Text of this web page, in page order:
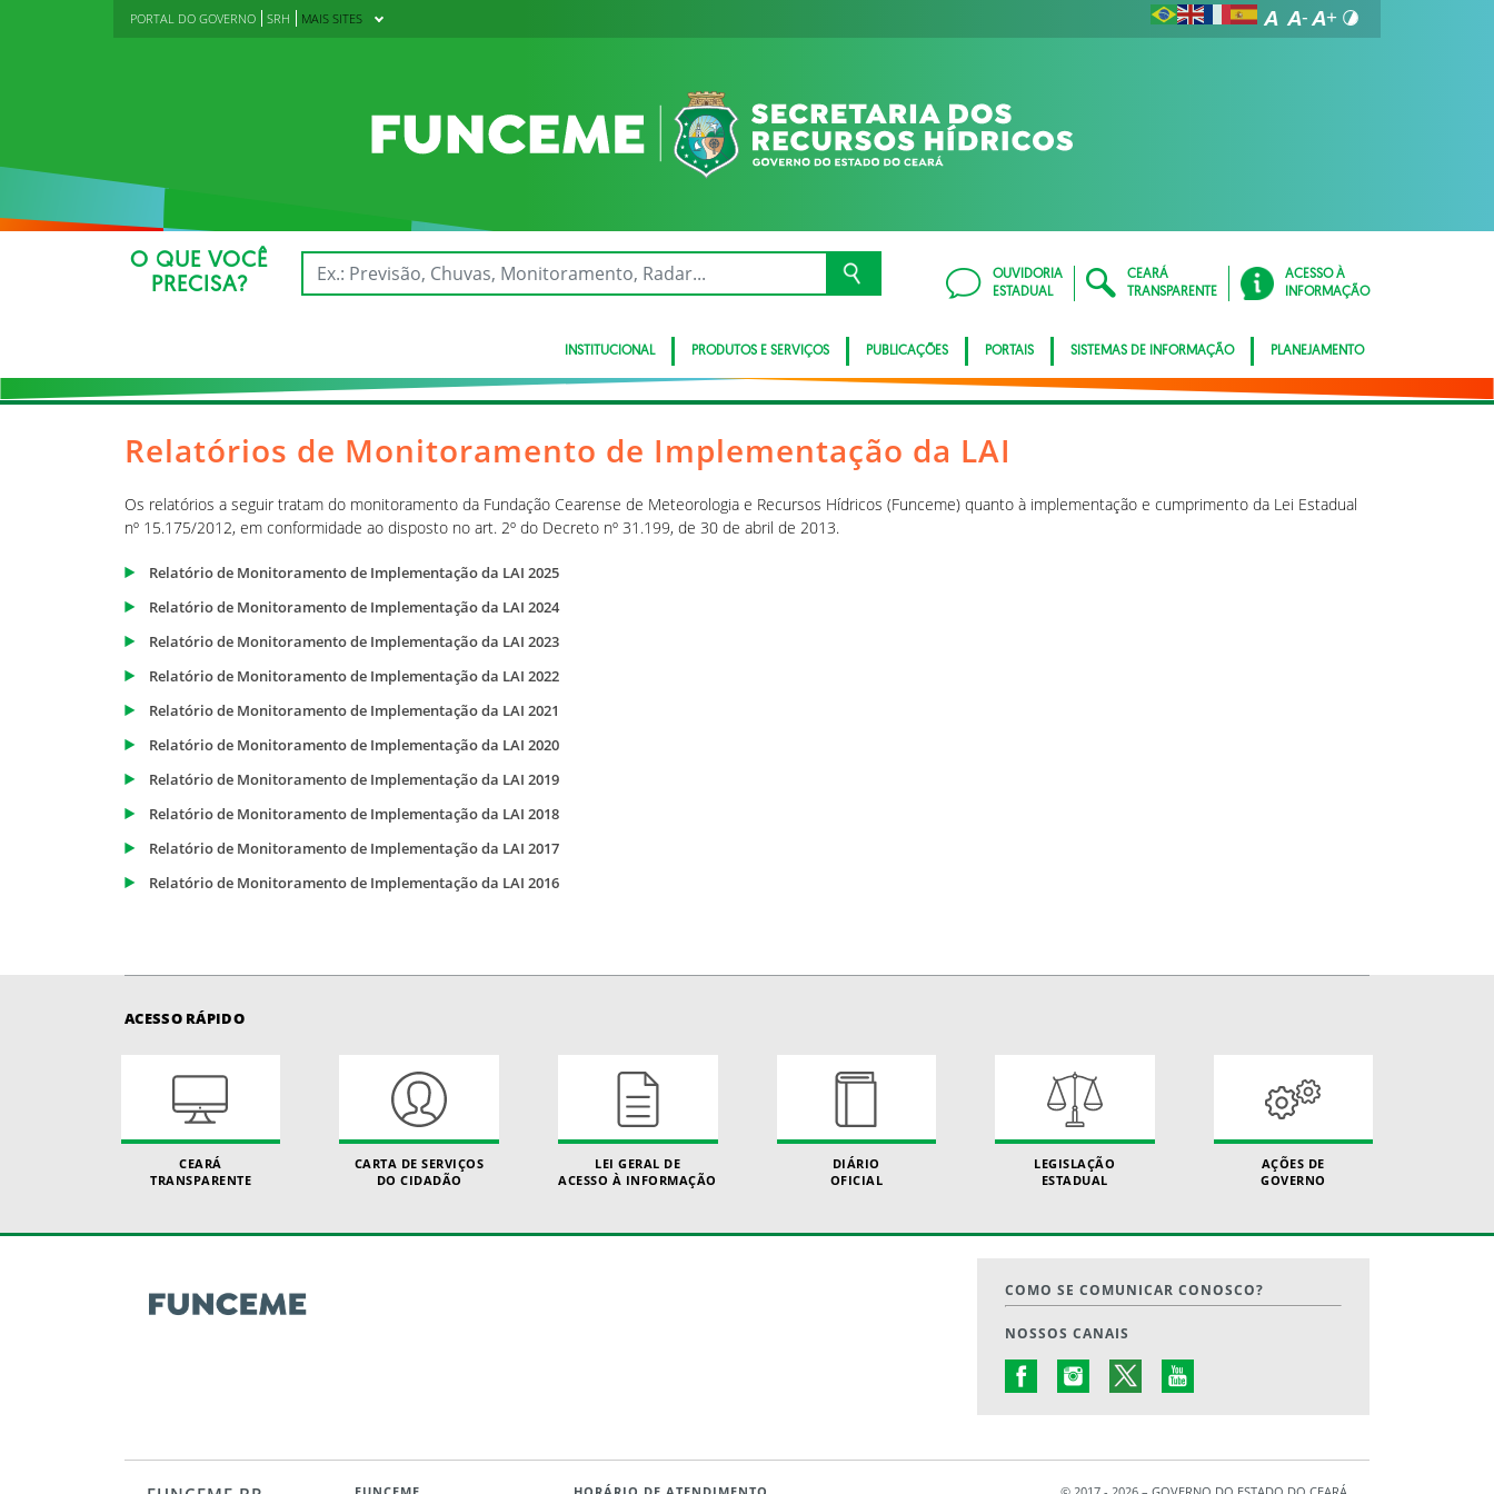
PORTAL DO GOVERNO SRH MAIS SITES
O QUE VOCÊ
PRECISA?
OUVIDORIA
ESTADUAL
CEARÁ
TRANSPARENTE
ACESSO À
INFORMAÇÃO
INSTITUCIONAL PRODUTOS E SERVIÇOS PUBLICAÇÕES PORTAIS SISTEMAS DE INFORMAÇÃO PLANEJAMENTO
Relatórios de Monitoramento de Implementação da LAI
Os relatórios a seguir tratam do monitoramento da Fundação Cearense de Meteorologia e Recursos Hídricos (Funceme) quanto à implementação e cumprimento da Lei Estadual
nº 15.175/2012, em conformidade ao disposto no art. 2º do Decreto nº 31.199, de 30 de abril de 2013.
Relatório de Monitoramento de Implementação da LAI 2025
Relatório de Monitoramento de Implementação da LAI 2024
Relatório de Monitoramento de Implementação da LAI 2023
Relatório de Monitoramento de Implementação da LAI 2022
Relatório de Monitoramento de Implementação da LAI 2021
Relatório de Monitoramento de Implementação da LAI 2020
Relatório de Monitoramento de Implementação da LAI 2019
Relatório de Monitoramento de Implementação da LAI 2018
Relatório de Monitoramento de Implementação da LAI 2017
Relatório de Monitoramento de Implementação da LAI 2016
ACESSO RÁPIDO
CEARÁ
TRANSPARENTE
CARTA DE SERVIÇOS
DO CIDADÃO
LEI GERAL DE
ACESSO À INFORMAÇÃO
DIÁRIO
OFICIAL
LEGISLAÇÃO
ESTADUAL
AÇÕES DE
GOVERNO
COMO SE COMUNICAR CONOSCO?
NOSSOS CANAIS